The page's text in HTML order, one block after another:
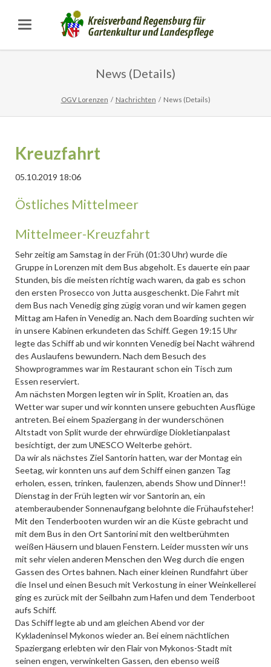
News (Details)
OGV Lorenzen Nachrichten News (Details)
Kreuzfahrt
05.10.2019 18:06
Östliches Mittelmeer
Mittelmeer-Kreuzfahrt
Sehr zeitig am Samstag in der Früh (01:30 Uhr) wurde die
Gruppe in Lorenzen mit dem Bus abgeholt. Es dauerte ein paar
Stunden, bis die meisten richtig wach waren, da gab es schon
den ersten Prosecco von Jutta ausgeschenkt. Die Fahrt mit
dem Bus nach Venedig ging zügig voran und wir kamen gegen
Mittag am Hafen in Venedig an. Nach dem Boarding suchten wir
in unsere Kabinen erkundeten das Schiff. Gegen 19:15 Uhr
legte das Schiff ab und wir konnten Venedig bei Nacht während
des Auslaufens bewundern. Nach dem Besuch des
Showprogrammes war im Restaurant schon ein Tisch zum
Essen reserviert.
Am nächsten Morgen legten wir in Split, Kroatien an, das
Wetter war super und wir konnten unsere gebuchten Ausflüge
antreten. Bei einem Spaziergang in der wunderschönen
Altstadt von Split wurde der ehrwürdige Diokletianpalast
besichtigt, der zum UNESCO Welterbe gehört.
Da wir als nächstes Ziel Santorin hatten, war der Montag ein
Seetag, wir konnten uns auf dem Schiff einen ganzen Tag
erholen, essen, trinken, faulenzen, abends Show und Dinner!!
Dienstag in der Früh legten wir vor Santorin an, ein
atemberaubender Sonnenaufgang belohnte die Frühaufsteher!
Mit den Tenderbooten wurden wir an die Küste gebracht und
mit dem Bus in den Ort Santorini mit den weltberühmten
weißen Häusern und blauen Fenstern. Leider mussten wir uns
mit sehr vielen anderen Menschen den Weg durch die engen
Gassen des Ortes bahnen. Nach einer kleinen Rundfahrt über
die Insel und einen Besuch mit Verkostung in einer Weinkellerei
ging es zurück mit der Seilbahn zum Hafen und dem Tenderboot
aufs Schiff.
Das Schiff legte ab und am gleichen Abend vor der
Kykladeninsel Mykonos wieder an. Bei einem nächtlichen
Spaziergang erlebten wir den Flair von Mykonos-Stadt mit
seinen engen, verwinkelten Gassen, den ebenso weiß